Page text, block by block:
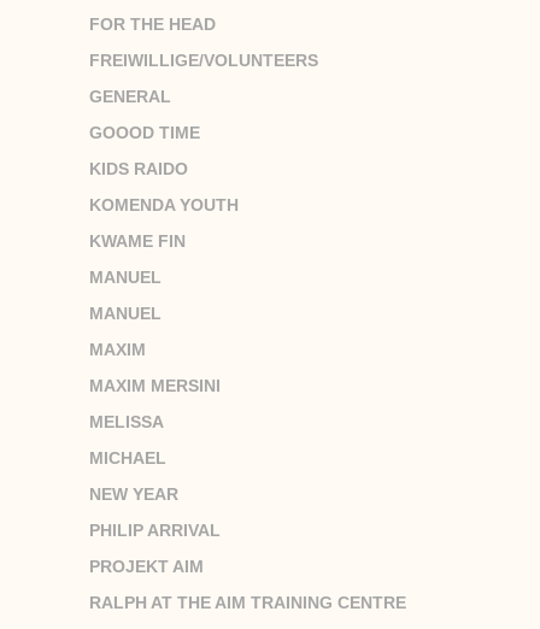
FOR THE HEAD
FREIWILLIGE/VOLUNTEERS
GENERAL
GOOOD TIME
KIDS RAIDO
KOMENDA YOUTH
KWAME FIN
MANUEL
MANUEL
MAXIM
MAXIM MERSINI
MELISSA
MICHAEL
NEW YEAR
PHILIP ARRIVAL
PROJEKT AIM
RALPH AT THE AIM TRAINING CENTRE